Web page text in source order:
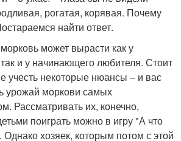
рогатая, корявая. Почему
найти ответ.
может вырасти как у
и у начинающего любителя. Стоит
учесть некоторые нюансы – и вас
урожай моркови самых
Рассматривать их, конечно,
поиграть можно в игру "А что
хозяек, которым потом с этой